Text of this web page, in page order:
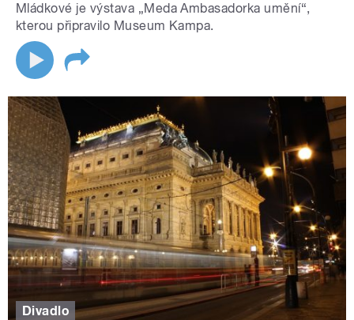
Mládkové je výstava „Meda Ambasadorka umění“,
kterou připravilo Museum Kampa.
Divadlo